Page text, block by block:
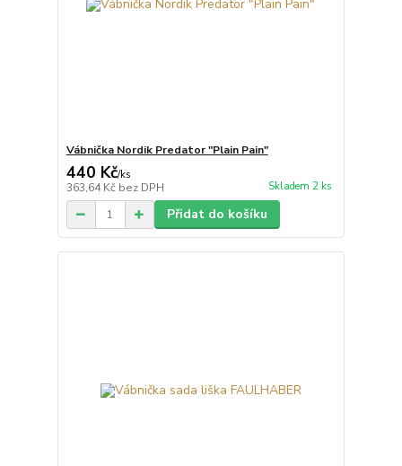
Vábnička Nordik Predator "Plain Pain"
440 Kč/ks
363,64 Kč bez DPH Skladem 2 ks
Přidat do košíku